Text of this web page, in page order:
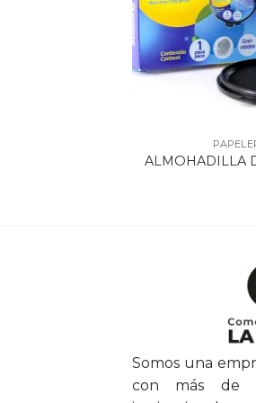
ALMOHADILLA
Somos una
con más de